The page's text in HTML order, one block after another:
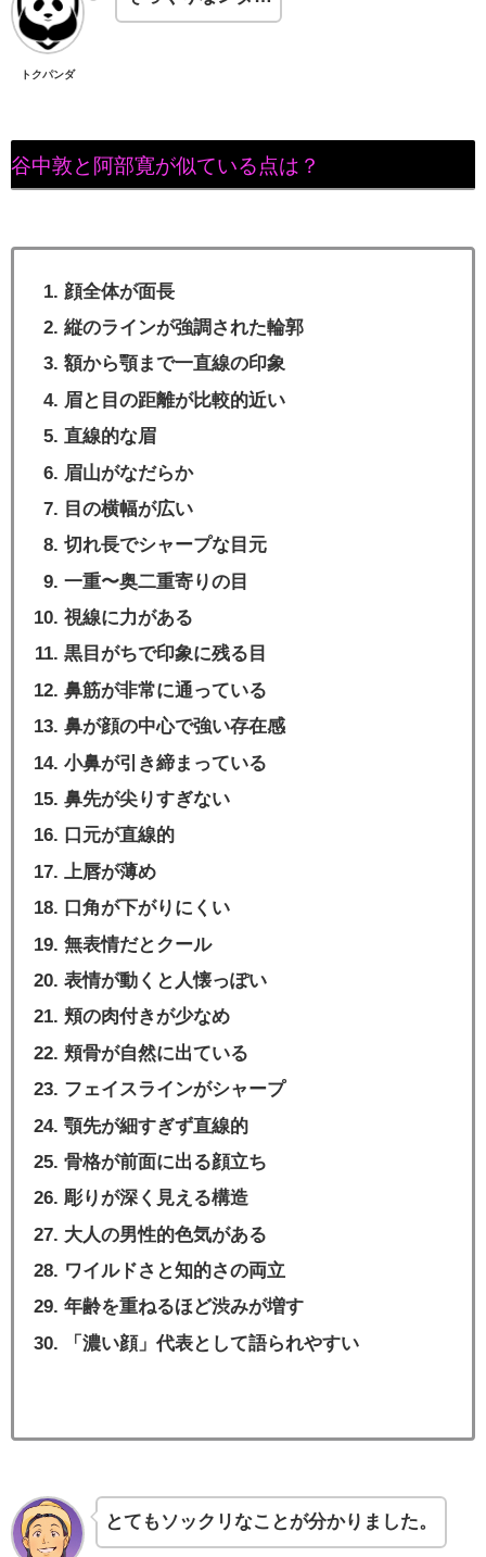
トクパンダ
谷中敦と阿部寛が似ている点は？
顔全体が面長
縦のラインが強調された輪郭
額から顎まで一直線の印象
眉と目の距離が比較的近い
直線的な眉
眉山がなだらか
目の横幅が広い
切れ長でシャープな目元
一重〜奥二重寄りの目
視線に力がある
黒目がちで印象に残る目
鼻筋が非常に通っている
鼻が顔の中心で強い存在感
小鼻が引き締まっている
鼻先が尖りすぎない
口元が直線的
上唇が薄め
口角が下がりにくい
無表情だとクール
表情が動くと人懐っぽい
頬の肉付きが少なめ
頬骨が自然に出ている
フェイスラインがシャープ
顎先が細すぎず直線的
骨格が前面に出る顔立ち
彫りが深く見える構造
大人の男性的色気がある
ワイルドさと知的さの両立
年齢を重ねるほど渋みが増す
「濃い顔」代表として語られやすい
とてもソックリなことが分かりました。